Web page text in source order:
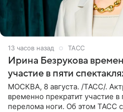
13 часов назад ТАСС
Ирина Безрукова
участие в пяти
МОСКВА, 8 августа. /ТАСС/.
временно прекратит участие в
перелома ноги. Об этом ТАСС